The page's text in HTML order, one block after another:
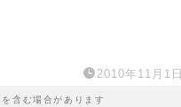
2010年11月1日
含む場合があります